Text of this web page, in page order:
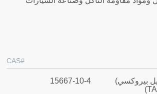
CAS#
بيروكسي)
15667-10-4